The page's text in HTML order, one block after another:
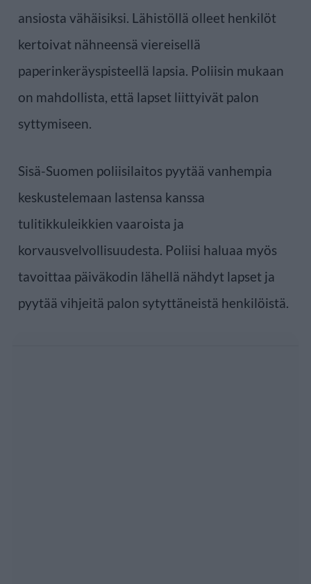
ansiosta vähäisiksi. Lähistöllä olleet henkilöt
kertoivat nähneensä viereisellä
paperinkeräyspisteellä lapsia. Poliisin mukaan
on mahdollista, että lapset liittyivät palon
syttymiseen.
Sisä-Suomen poliisilaitos pyytää vanhempia
keskustelemaan lastensa kanssa
tulitikkuleikkien vaaroista ja
korvausvelvollisuudesta. Poliisi haluaa myös
tavoittaa päiväkodin lähellä nähdyt lapset ja
pyytää vihjeitä palon sytyttäneistä henkilöistä.